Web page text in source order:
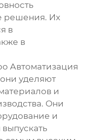
решения. Их
в
в
Автоматизация
уделяют
и
Они
и